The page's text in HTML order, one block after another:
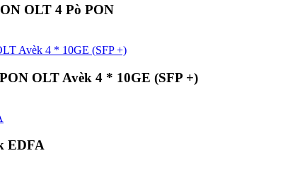
OLT 4 Pò PON
OLT Avèk 4 * 10GE (SFP +)
EDFA